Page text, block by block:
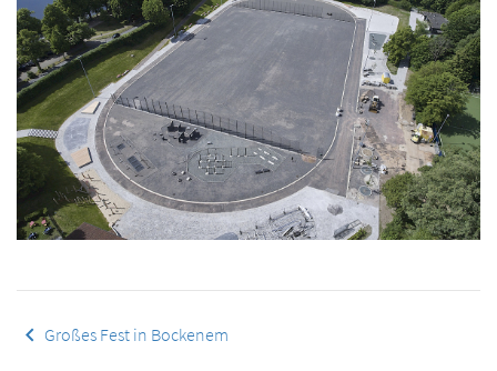
keyboard_arrow_left Großes Fest in Bockenem